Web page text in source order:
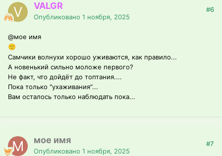
VALGR
Опубликовано 1 ноября, 2025
#6
@мое имя
🙂
Самчики волнухи хорошо уживаются, как правило...
А новенький сильно моложе первого?
Не факт, что дойдёт до топтания....
Пока только "ухаживания"...
Вам осталось только наблюдать пока...
мое имя
Опубликовано 1 ноября, 2025
#7